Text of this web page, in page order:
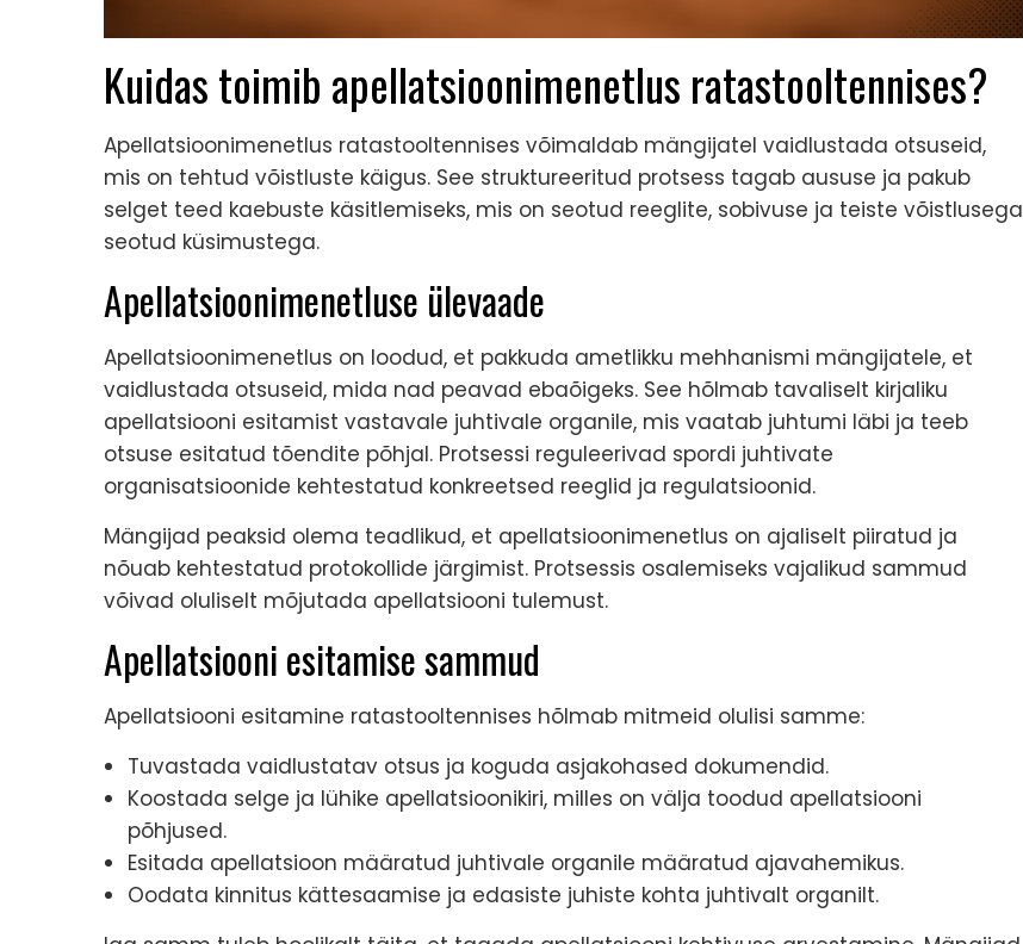
Kuidas toimib apellatsioonimenetlus ratastooltennises?
Apellatsioonimenetlus ratastooltennises võimaldab mängijatel vaidlustada otsuseid,
mis on tehtud võistluste käigus. See struktureeritud protsess tagab aususe ja pakub
selget teed kaebuste käsitlemiseks, mis on seotud reeglite, sobivuse ja teiste võistlusega
seotud küsimustega.
Apellatsioonimenetluse ülevaade
Apellatsioonimenetlus on loodud, et pakkuda ametlikku mehhanismi mängijatele, et
vaidlustada otsuseid, mida nad peavad ebaõigeks. See hõlmab tavaliselt kirjaliku
apellatsiooni esitamist vastavale juhtivale organile, mis vaatab juhtumi läbi ja teeb
otsuse esitatud tõendite põhjal. Protsessi reguleerivad spordi juhtivate
organisatsioonide kehtestatud konkreetsed reeglid ja regulatsioonid.
Mängijad peaksid olema teadlikud, et apellatsioonimenetlus on ajaliselt piiratud ja
nõuab kehtestatud protokollide järgimist. Protsessis osalemiseks vajalikud sammud
võivad oluliselt mõjutada apellatsiooni tulemust.
Apellatsiooni esitamise sammud
Apellatsiooni esitamine ratastooltennises hõlmab mitmeid olulisi samme:
Tuvastada vaidlustatav otsus ja koguda asjakohased dokumendid.
Koostada selge ja lühike apellatsioonikiri, milles on välja toodud apellatsiooni
põhjused.
Esitada apellatsioon määratud juhtivale organile määratud ajavahemikus.
Oodata kinnitus kättesaamise ja edasiste juhiste kohta juhtivalt organilt.